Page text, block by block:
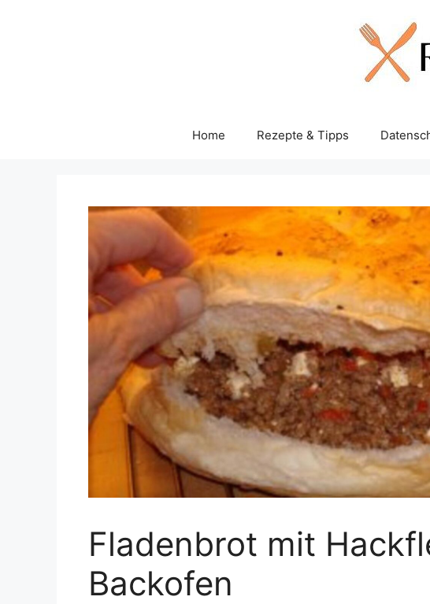
Home Rezepte & Tipps
Fladenbrot mit
Backofen